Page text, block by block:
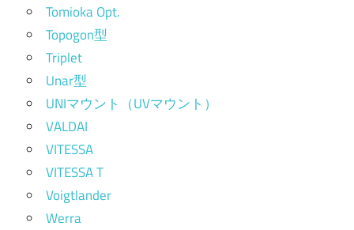
Tomioka Opt.
Topogon型
Triplet
Unar型
UNIマウント（UVマウント）
VALDAI
VITESSA
VITESSA T
Voigtlander
Werra